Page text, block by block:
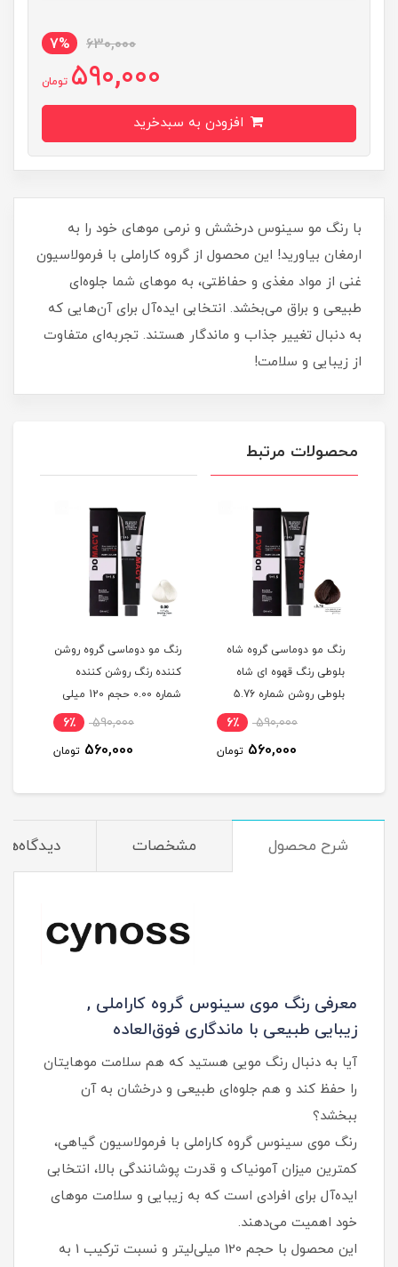
630,000
7%
590,000 تومان
با رنگ مو سینوس درخشش و نرمی موهای خود را به
ارمغان بیاورید! این محصول از گروه کاراملی با فرمولاسیون
غنی از مواد مغذی و حفاظتی، به موهای شما جلوه‌ای
طبیعی و براق می‌بخشد. انتخابی ایده‌آل برای آن‌هایی که
به دنبال تغییر جذاب و ماندگار هستند. تجربه‌ای متفاوت
از زیبایی و سلامت!
محصولات مرتبط
رنگ مو دوماسی گروه شاه
بلوطی رنگ قهوه ای شاه
بلوطی روشن شماره 5.76
590,000 6٪
560,000 تومان
رنگ مو دوماسی گروه روشن
کننده رنگ روشن کننده
شماره 0.00 حجم 120 میلی
590,000 6٪
560,000 تومان
شرح محصول مشخصات دیدگاه‌ها
معرفی رنگ موی سینوس گروه کاراملی ,
زیبایی طبیعی با ماندگاری فوق‌العاده
آیا به دنبال رنگ مویی هستید که هم سلامت موهایتان
را حفظ کند و هم جلوه‌ای طبیعی و درخشان به آن
ببخشد؟
رنگ موی سینوس گروه کاراملی با فرمولاسیون گیاهی،
کمترین میزان آمونیاک و قدرت پوشانندگی بالا، انتخابی
ایده‌آل برای افرادی است که به زیبایی و سلامت موهای
خود اهمیت می‌دهند.
این محصول با حجم 120 میلی‌لیتر و نسبت ترکیب 1 به